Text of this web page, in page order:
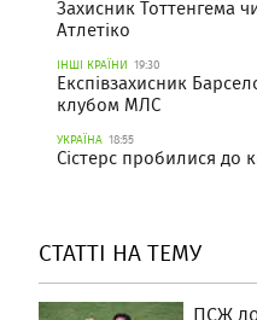
Захисник Тоттенгема
Атлетіко
ІНШІ КРАЇНИ 19:30
Експівзахисник
клубом МЛС
УКРАЇНА 18:55
Сістерс пробилися до
СТАТТІ НА ТЕМУ
ПСЖ